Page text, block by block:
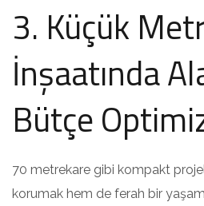
3. Küçük
İnşaatında
Bütçe
70 metrekare gibi kompakt
korumak hem de ferah bir